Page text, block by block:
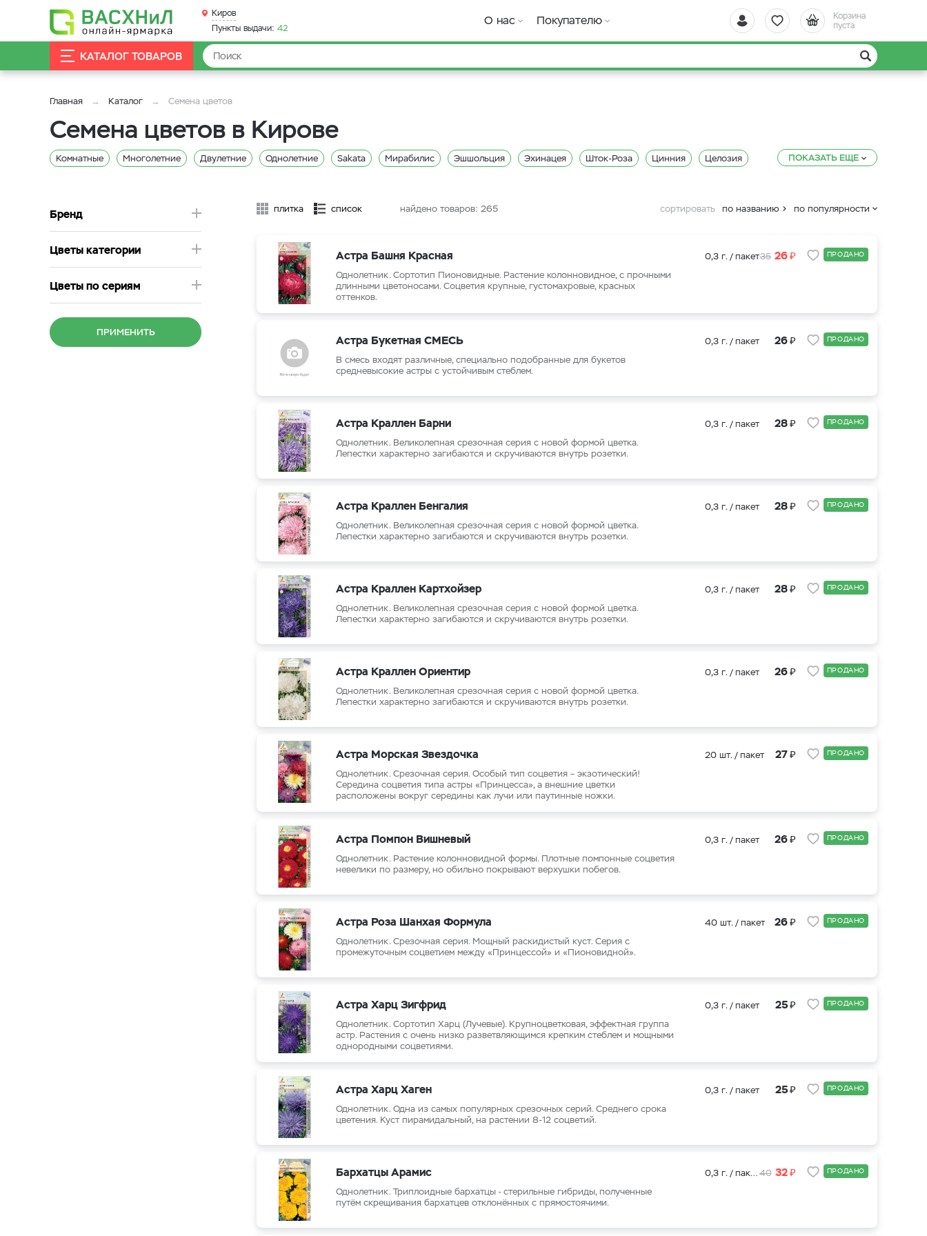
Корзина
пуста
Киров
Пункты выдачи: 42
О нас Покупателю
КАТАЛОГ ТОВАРОВ
Главная Каталог Семена цветов
Семена цветов в Кирове
Комнатные Многолетние Двулетние Однолетние Sakata Мирабилис Эшшольция Эхинацея Шток-Роза Цинния
Целозия
Лизиантус Лиатрис Космея
Гипсофила
Горошек душистый Георгина Гелихризум Гвоздика
Алиссум Агератум
ПОКАЗАТЬ ЕЩЕ
Бренд
Цветы категории
Цветы по сериям
ПРИМЕНИТЬ
плитка список найдено товаров: 265 сортировать по названию по популярности
Астра Башня Красная
Однолетник. Сортотип Пионовидные. Растение колонновидное, с прочными
длинными цветоносами. Соцветия крупные, густомахровые, красных
оттенков.
0,3 г. / пакет35 26₽ ПРОДАНО
Астра Букетная СМЕСЬ
В смесь входят различные, специально подобранные для букетов
средневысокие астры с устойчивым стеблем.
0,3 г. / пакет 26₽ ПРОДАНО
Астра Краллен Барни
Однолетник. Великолепная срезочная серия с новой формой цветка.
Лепестки характерно загибаются и скручиваются внутрь розетки.
0,3 г. / пакет 28₽ ПРОДАНО
Астра Краллен Бенгалия
Однолетник. Великолепная срезочная серия с новой формой цветка.
Лепестки характерно загибаются и скручиваются внутрь розетки.
0,3 г. / пакет 28₽ ПРОДАНО
Астра Краллен Картхойзер
Однолетник. Великолепная срезочная серия с новой формой цветка.
Лепестки характерно загибаются и скручиваются внутрь розетки.
0,3 г. / пакет 28₽ ПРОДАНО
Астра Краллен Ориентир
Однолетник. Великолепная срезочная серия с новой формой цветка.
Лепестки характерно загибаются и скручиваются внутрь розетки.
0,3 г. / пакет 26₽ ПРОДАНО
Астра Морская Звездочка
Однолетник. Срезочная серия. Особый тип соцветия – экзотический!
Середина соцветия типа астры «Принцесса», а внешние цветки
расположены вокруг середины как лучи или паутинные ножки.
20 шт. / пакет 27₽ ПРОДАНО
Астра Помпон Вишневый
Однолетник. Растение колонновидной формы. Плотные помпонные соцветия
невелики по размеру, но обильно покрывают верхушки побегов.
0,3 г. / пакет 26₽ ПРОДАНО
Астра Роза Шанхая Формула
Однолетник. Срезочная серия. Мощный раскидистый куст. Серия с
промежуточным соцветием между «Принцессой» и «Пионовидной».
40 шт. / пакет 26₽ ПРОДАНО
Астра Харц Зигфрид
Однолетник. Сортотип Харц (Лучевые). Крупноцветковая, эффектная группа
астр. Растения с очень низко разветвляющимся крепким стеблем и мощными
однородными соцветиями.
0,3 г. / пакет 25₽ ПРОДАНО
Астра Харц Хаген
Однолетник. Одна из самых популярных срезочных серий. Среднего срока
цветения. Куст пирамидальный, на растении 8-12 соцветий.
0,3 г. / пакет 25₽ ПРОДАНО
Бархатцы Арамис
Однолетник. Триплоидные бархатцы - стерильные гибриды, полученные
путём скрещивания бархатцев отклонённых с прямостоячими.
0,3 г. / пакет40 32₽ ПРОДАНО